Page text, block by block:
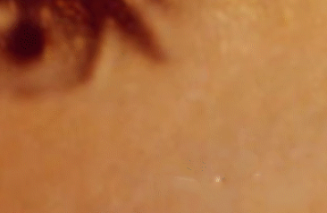
vos avis, vos attentes, vos suggestions à